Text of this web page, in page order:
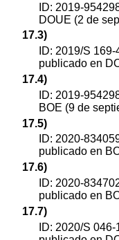
ID: 2019-
DOUE (2 de
17.3)
ID: 2019/S
publicado en
17.4)
ID: 2019-
BOE (9 de
17.5)
ID: 2020-
publicado en
17.6)
ID: 2020-
publicado en
17.7)
ID: 2020/S